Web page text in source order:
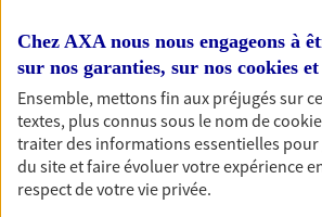
contrat Ma Maison assure votre
protégeant ce qui vous tient à
Découvrir l'offre Habitation
OBTENIR UN TARIF EN
Chez AXA nous nous engageons à
sur nos garanties, sur nos cookies
Ensemble, mettons fin aux préjugés sur
textes, plus connus sous le nom de
traiter des informations essentielles
du site et faire évoluer votre expérience
respect de votre vie privée.